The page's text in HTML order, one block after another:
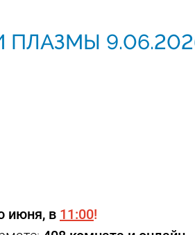
июня, в 11:00!